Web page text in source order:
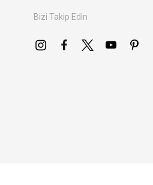
Bizi Takip Edin